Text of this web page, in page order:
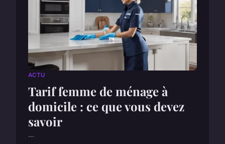
ACTU
Tarif femme de ménage à
domicile : ce que vous devez
savoir
...